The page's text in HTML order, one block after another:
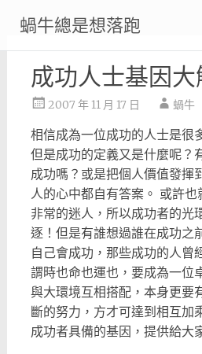
content
蝸牛總是想落跑
成功人士基因
2007 年 11 月 17 日 蝸牛
相信成為一位成功的人士是很
但是成功的定義又是什麼呢？
成功嗎？或是把個人價值發揮
人的心中都自有答案。 或許
非常的迷人，所以成功者的光
逐！但是有誰想過誰在成功之
自己會成功，那些成功的人曾
謂時也命也運也，要成為一位
與大環境互相搭配，本身更要
斷的努力，方才可達到相互加
成功者具備的基因，提供給大